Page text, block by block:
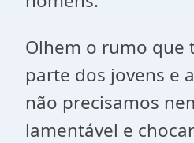
Olhem o rumo que
parte dos jovens e
não precisamos
lamentável e